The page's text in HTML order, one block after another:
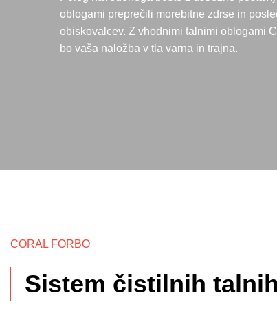
oblogami preprečili morebitne zdrse in
obiskovalcev. Z vhodnimi talnimi oblogami
bo vaša naložba v tla varna in trajna.
CORAL FORBO
Sistem čistilnih